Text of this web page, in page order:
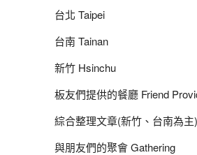
台北 Taipei
台南 Tainan
新竹 Hsinchu
板友們提供的餐廳 Friend
綜合整理文章(新竹、台南為主
與朋友們的聚會 Gathering